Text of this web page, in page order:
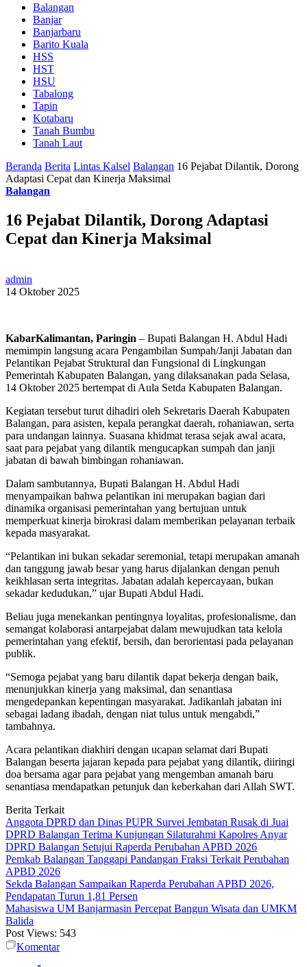
Balangan
Banjar
Banjarbaru
Barito Kuala
HSS
HST
HSU
Tabalong
Tapin
Kotabaru
Tanah Bumbu
Tanah Laut
Beranda Berita Lintas Kalsel Balangan 16 Pejabat Dilantik, Dorong
Adaptasi Cepat dan Kinerja Maksimal
Balangan
16 Pejabat Dilantik, Dorong Adaptasi
Cepat dan Kinerja Maksimal
admin
14 Oktober 2025
KabarKalimantan, Paringin – Bupati Balangan H. Abdul Hadi
memimpin langsung acara Pengambilan Sumpah/Janji Jabatan dan
Pelantikan Pejabat Struktural dan Fungsional di Lingkungan
Pemerintah Kabupaten Balangan, yang dilaksanakan pada Selasa,
14 Oktober 2025 bertempat di Aula Setda Kabupaten Balangan.
Kegiatan tersebut turut dihadiri oleh Sekretaris Daerah Kabupaten
Balangan, para asisten, kepala perangkat daerah, rohaniawan, serta
para undangan lainnya. Suasana khidmat terasa sejak awal acara,
saat para pejabat yang dilantik mengucapkan sumpah dan janji
jabatan di bawah bimbingan rohaniawan.
Dalam sambutannya, Bupati Balangan H. Abdul Hadi
menyampaikan bahwa pelantikan ini merupakan bagian dari
dinamika organisasi pemerintahan yang bertujuan untuk
memperkuat kinerja birokrasi dalam memberikan pelayanan terbaik
kepada masyarakat.
“Pelantikan ini bukan sekadar seremonial, tetapi merupakan amanah
dan tanggung jawab besar yang harus dijalankan dengan penuh
keikhlasan serta integritas. Jabatan adalah kepercayaan, bukan
sekadar kedudukan,” ujar Bupati Abdul Hadi.
Beliau juga menekankan pentingnya loyalitas, profesionalisme, dan
semangat kolaborasi antarpejabat dalam mewujudkan tata kelola
pemerintahan yang efektif, bersih, dan berorientasi pada pelayanan
publik.
“Semoga pejabat yang baru dilantik dapat bekerja dengan baik,
menunjukkan kinerja yang maksimal, dan senantiasa
mengedepankan kepentingan masyarakat. Jadikanlah jabatan ini
sebagai ladang ibadah, dengan niat tulus untuk mengabdi,”
tambahnya.
Acara pelantikan diakhiri dengan ucapan selamat dari Bupati
Balangan beserta jajaran kepada para pejabat yang dilantik, diiringi
doa bersama agar para pejabat yang mengemban amanah baru
senantiasa mendapatkan petunjuk dan keberkahan dari Allah SWT.
Berita Terkait
Anggota DPRD dan Dinas PUPR Survei Jembatan Rusak di Juai
DPRD Balangan Terima Kunjungan Silaturahmi Kapolres Anyar
DPRD Balangan Setujui Raperda Perubahan APBD 2026
Pemkab Balangan Tanggapi Pandangan Fraksi Terkait Perubahan
APBD 2026
Sekda Balangan Sampaikan Raperda Perubahan APBD 2026,
Pendapatan Turun 1,81 Persen
Mahasiswa UM Banjarmasin Percepat Bangun Wisata dan UMKM
Balida
Post Views: 543
Komentar